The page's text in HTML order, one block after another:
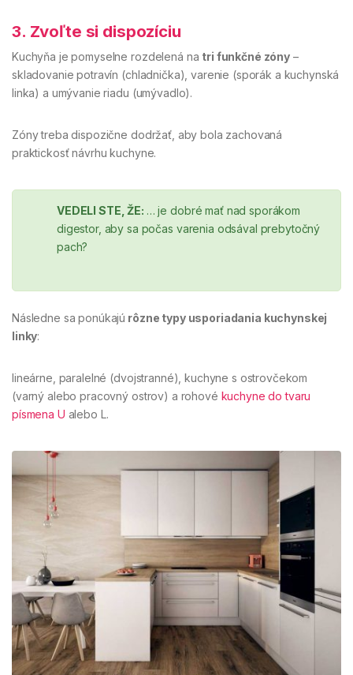
3. Zvoľte si dispozíciu
Kuchyňa je pomyselne rozdelená na tri funkčné zóny –
skladovanie potravín (chladnička), varenie (sporák a kuchynská
linka) a umývanie riadu (umývadlo).
Zóny treba dispozične dodržať, aby bola zachovaná
praktickosť návrhu kuchyne.
VEDELI STE, ŽE: … je dobré mať nad sporákom
digestor, aby sa počas varenia odsával prebytočný
pach?
Následne sa ponúkajú rôzne typy usporiadania kuchynskej
linky:
lineárne, paralelné (dvojstranné), kuchyne s ostrovčekom
(varný alebo pracovný ostrov) a rohové kuchyne do tvaru
písmena U alebo L.